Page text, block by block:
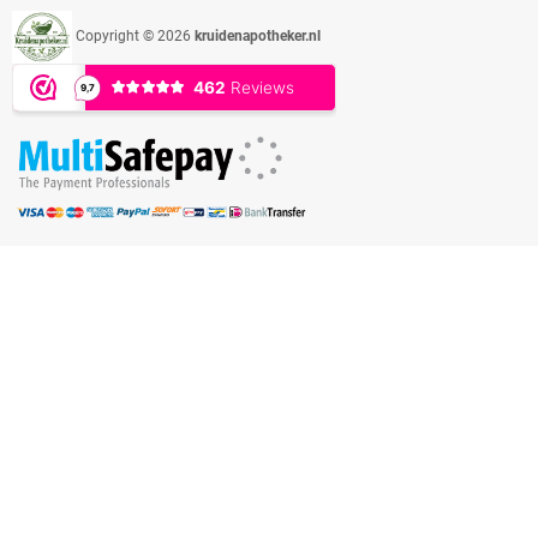
Copyright © 2026 kruidenapotheker.nl